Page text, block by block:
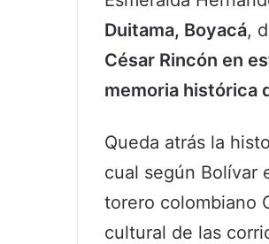
Duitama, Boyacá,
César Rincón en
memoria histórica
Queda atrás la
cual según Bolívar
torero colombiano
cultural de las